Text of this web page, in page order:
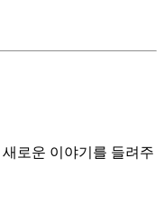
로운 이야기를 들려주